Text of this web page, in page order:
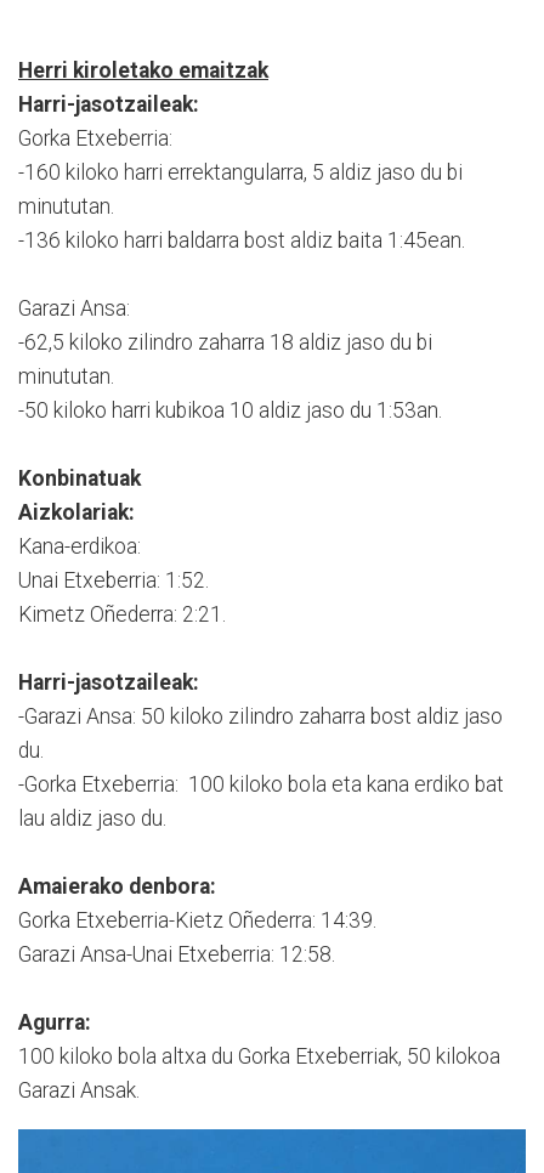
Herri kiroletako emaitzak
Harri-jasotzaileak:
Gorka Etxeberria:
-160 kiloko harri errektangularra, 5 aldiz jaso du bi
minututan.
-136 kiloko harri baldarra bost aldiz baita 1:45ean.
Garazi Ansa:
-62,5 kiloko zilindro zaharra 18 aldiz jaso du bi
minututan.
-50 kiloko harri kubikoa 10 aldiz jaso du 1:53an.
Konbinatuak
Aizkolariak:
Kana-erdikoa:
Unai Etxeberria: 1:52.
Kimetz Oñederra: 2:21.
Harri-jasotzaileak:
-Garazi Ansa: 50 kiloko zilindro zaharra bost aldiz jaso
du.
-Gorka Etxeberria: 100 kiloko bola eta kana erdiko bat
lau aldiz jaso du.
Amaierako denbora:
Gorka Etxeberria-Kietz Oñederra: 14:39.
Garazi Ansa-Unai Etxeberria: 12:58.
Agurra:
100 kiloko bola altxa du Gorka Etxeberriak, 50 kilokoa
Garazi Ansak.